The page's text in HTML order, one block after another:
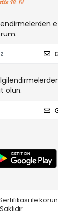
olun.
ile